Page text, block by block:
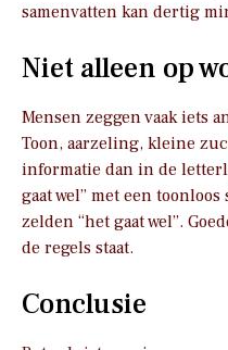
samenvatten kan dertig
Niet alleen op
Mensen zeggen vaak iets
Toon, aarzeling, kleine
informatie dan in de
gaat wel” met een
zelden “het gaat wel”.
de regels staat.
Conclusie